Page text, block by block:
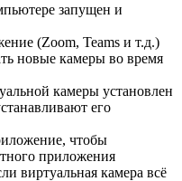
запущен и
(Zoom, Teams и т.д.)
новые камеры во время
камеры установлен
его
чтобы
приложения
виртуальная камера всё